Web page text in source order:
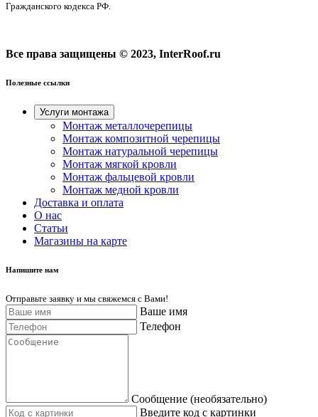
Гражданского кодекса РФ.
Все права защищены © 2023, InterRoof.ru
Полезные ссылки
Услуги монтажа
Монтаж металлочерепицы
Монтаж композитной черепицы
Монтаж натуральной черепицы
Монтаж мягкой кровли
Монтаж фальцевой кровли
Монтаж медной кровли
Доставка и оплата
О нас
Cтатьи
Магазины на карте
Напишите нам
Отправьте заявку и мы свяжемся с Вами!
Ваше имя
Телефон
Сообщение (необязательно)
Введите код с картинки